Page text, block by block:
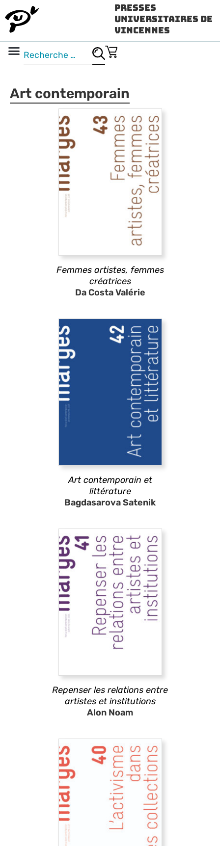
Presses
Universitaires de
Vincennes
Art contemporain
Femmes artistes, femmes
créatrices
Da Costa Valérie
Art contemporain et
littérature
Bagdasarova Satenik
Repenser les relations entre
artistes et institutions
Alon Noam